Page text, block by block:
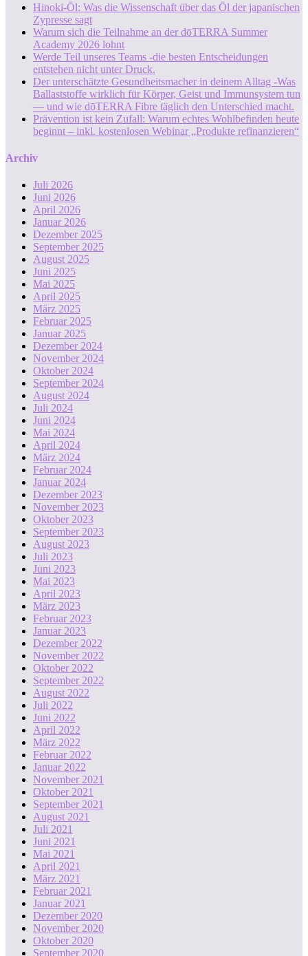
Hinoki-Öl: Was die Wissenschaft über das Öl der japanischen
Zypresse sagt
Warum sich die Teilnahme an der dōTERRA Summer
Academy 2026 lohnt
Werde Teil unseres Teams -die besten Entscheidungen
entstehen nicht unter Druck.
Der unterschätzte Gesundheitsmacher in deinem Alltag -Was
Ballaststoffe wirklich für Körper, Geist und Immunsystem tun
— und wie dōTERRA Fibre täglich den Unterschied macht.
Prävention ist kein Zufall: Warum echtes Wohlbefinden heute
beginnt – inkl. kostenlosen Webinar „Produkte refinanzieren“
Archiv
Juli 2026
Juni 2026
April 2026
Januar 2026
Dezember 2025
September 2025
August 2025
Juni 2025
Mai 2025
April 2025
März 2025
Februar 2025
Januar 2025
Dezember 2024
November 2024
Oktober 2024
September 2024
August 2024
Juli 2024
Juni 2024
Mai 2024
April 2024
März 2024
Februar 2024
Januar 2024
Dezember 2023
November 2023
Oktober 2023
September 2023
August 2023
Juli 2023
Juni 2023
Mai 2023
April 2023
März 2023
Februar 2023
Januar 2023
Dezember 2022
November 2022
Oktober 2022
September 2022
August 2022
Juli 2022
Juni 2022
April 2022
März 2022
Februar 2022
Januar 2022
November 2021
Oktober 2021
September 2021
August 2021
Juli 2021
Juni 2021
Mai 2021
April 2021
März 2021
Februar 2021
Januar 2021
Dezember 2020
November 2020
Oktober 2020
September 2020